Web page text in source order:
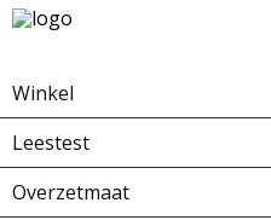
Winkel
Leestest
Overzetmaat
Home Winkel